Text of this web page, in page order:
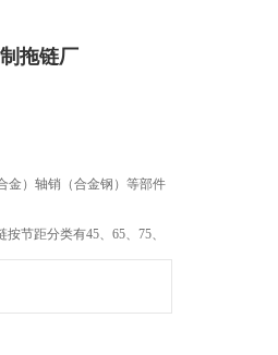
拖链厂
金）轴销（合金钢）等部件
节距分类有45、65、75、
曲半径从50-800之间。有三